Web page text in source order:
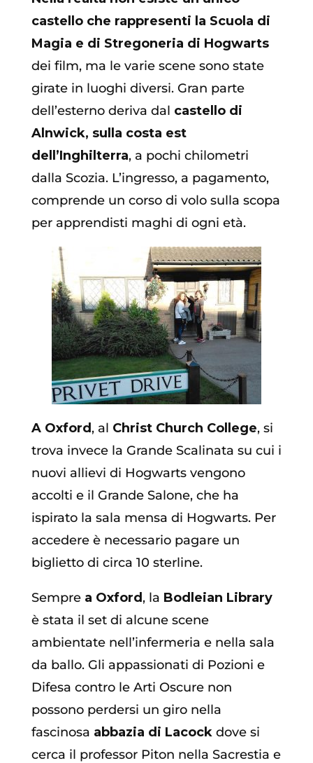
castello che rappresenti la Scuola di
Magia e di Stregoneria di Hogwarts
dei film, ma le varie scene sono state
girate in luoghi diversi. Gran parte
dell’esterno deriva dal castello di
Alnwick, sulla costa est
dell’Inghilterra, a pochi chilometri
dalla Scozia. L’ingresso, a pagamento,
comprende un corso di volo sulla scopa
per apprendisti maghi di ogni età.
A Oxford , al Christ Church College, si
trova invece la Grande Scalinata su cui i
nuovi allievi di Hogwarts vengono
accolti e il Grande Salone, che ha
ispirato la sala mensa di Hogwarts. Per
accedere è necessario pagare un
biglietto di circa 10 sterline.
Sempre a Oxford , la Bodleian Library
è stata il set di alcune scene
ambientate nell’infermeria e nella sala
da ballo. Gli appassionati di Pozioni e
Difesa contro le Arti Oscure non
possono perdersi un giro nella
fascinosa abbazia di Lacockdove si
cerca il professor Piton nella Sacrestia e